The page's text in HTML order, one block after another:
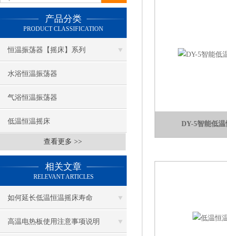
产品分类
PRODUCT CLASSIFICATION
恒温振荡器【摇床】系列
水浴恒温振荡器
气浴恒温振荡器
低温恒温摇床
查看更多 >>
相关文章
RELEVANT ARTICLES
如何延长低温恒温摇床寿命
高温电热板使用注意事项说明
DY-5智能低